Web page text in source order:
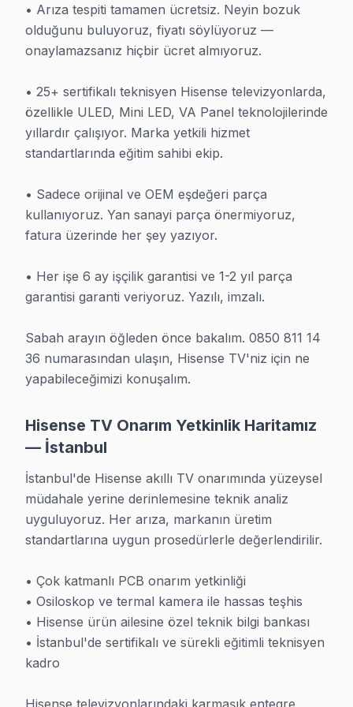
» Tedarik zincirinde orijinallik doğrulaması
» İşlem sonrası performans ve stres testi
İstanbul'de Hisense markalı cihazlarda kalite
Panel ve Ekran Tamiri
Hisense'nin ULED, Mini LED, VA Panel
İstanbul Hisense Panel Teknolojileri ve Servis
İstanbul'de Hisense televizyonlarda kullanılan
• Mini LED Panel: Binlerce küçük LED ile hassas
• VA Panel: Gelişmiş görüntü teknolojisi ile kaliteli
İstanbul'de panel arızalarının teşhisi, özel test
Orijinal Hisense panel tedarik ağımız sayesinde,
BGA ve SMD lehimleme sertifikası ile BGA reballing
Hisense akıllı televizyon'lerde Wi-Fi bağlantı
Hisense Panel Teknolojileri ve Uzmanlığımız
• ULED Panel: Gelişmiş görüntü teknolojisi ile kaliteli
• Mini LED Panel: Binlerce küçük LED ile hassas
• VA Panel: Gelişmiş görüntü teknolojisi ile kaliteli
Panel arızalarının teşhisi, özel test ekipmanları ve
• Arıza tespiti tamamen ücretsiz. Neyin bozuk
olduğunu buluyoruz, fiyatı söylüyoruz —
onaylamazsanız hiçbir ücret almıyoruz.
• 25+ sertifikalı teknisyen Hisense televizyonlarda,
özellikle ULED, Mini LED, VA Panel teknolojilerinde
yıllardır çalışıyor. Marka yetkili hizmet
standartlarında eğitim sahibi ekip.
• Sadece orijinal ve OEM eşdeğeri parça
kullanıyoruz. Yan sanayi parça önermiyoruz,
fatura üzerinde her şey yazıyor.
• Her işe 6 ay işçilik garantisi ve 1-2 yıl parça
garantisi garanti veriyoruz. Yazılı, imzalı.
Sabah arayın öğleden önce bakalım. 0850 811 14
36 numarasından ulaşın, Hisense TV'niz için ne
yapabileceğimizi konuşalım.
Hisense TV Onarım Yetkinlik Haritamız
— İstanbul
İstanbul'de Hisense akıllı TV onarımında yüzeysel
müdahale yerine derinlemesine teknik analiz
uyguluyoruz. Her arıza, markanın üretim
standartlarına uygun prosedürlerle değerlendirilir.
• Çok katmanlı PCB onarım yetkinliği
• Osiloskop ve termal kamera ile hassas teşhis
• Hisense ürün ailesine özel teknik bilgi bankası
• İstanbul'de sertifikalı ve sürekli eğitimli teknisyen
kadro